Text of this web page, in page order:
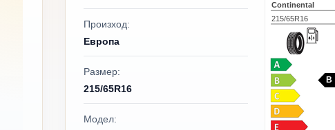
Произход:
Европа
Размер:
215/65R16
Модел:
Continental
215/65R16
B